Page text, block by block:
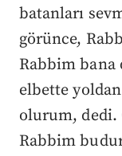
batanları
görünce,
Rabbim bana
elbette
olurum, dedi.
Rabbim